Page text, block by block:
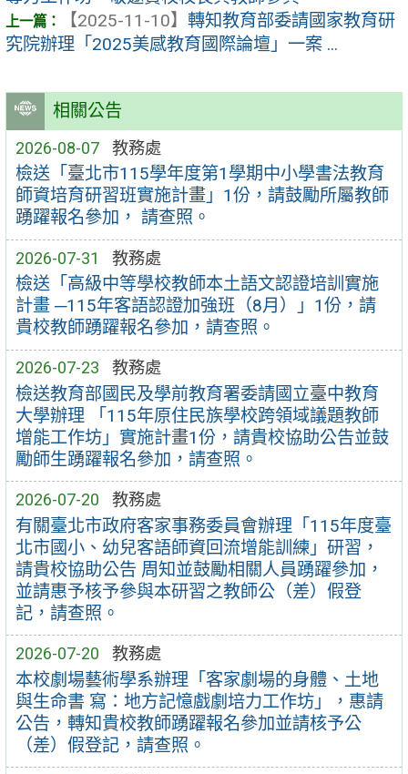
相關公告
2026-08-07 教務處
檢送「臺北市115學年度第1學期中小學書法教育
師資培育研習班實施計畫」1份，請鼓勵所屬教師
踴躍報名參加， 請查照。
2026-07-31 教務處
檢送「高級中等學校教師本土語文認證培訓實施
計畫 ─115年客語認證加強班（8月）」1份，請
貴校教師踴躍報名參加，請查照。
2026-07-23 教務處
檢送教育部國民及學前教育署委請國立臺中教育
大學辦理 「115年原住民族學校跨領域議題教師
增能工作坊」實施計畫1份，請貴校協助公告並鼓
勵師生踴躍報名參加，請查照。
2026-07-20 教務處
有關臺北市政府客家事務委員會辦理「115年度臺
北市國小、幼兒客語師資回流增能訓練」研習，
請貴校協助公告 周知並鼓勵相關人員踴躍參加，
並請惠予核予參與本研習之教師公（差）假登
記，請查照。
2026-07-20 教務處
本校劇場藝術學系辦理「客家劇場的身體、土地
與生命書 寫：地方記憶戲劇培力工作坊」，惠請
公告，轉知貴校教師踴躍報名參加並請核予公
（差）假登記，請查照。
【2025-11-10】 轉知教育部委請國家教育研
究院辦理「2025美感教育國際論壇」一案 ...